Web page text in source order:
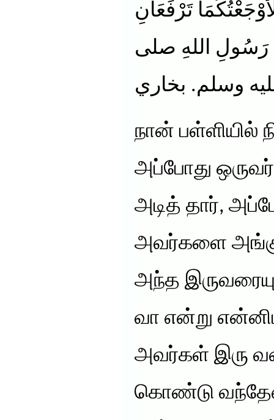
تَرْفَعَانِ
اللهِ صلى
وسلم. بخاري
நான் பள்ளியில்
அப்போது
அடித் தார்,
அவர்களை
அந்த
வா என்று
அவர்கள் இரு
கொண்டு